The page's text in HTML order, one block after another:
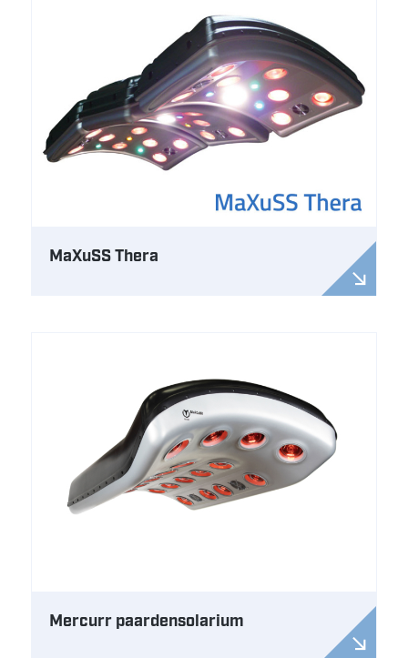
MaXuSS Thera
Mercurr paardensolarium